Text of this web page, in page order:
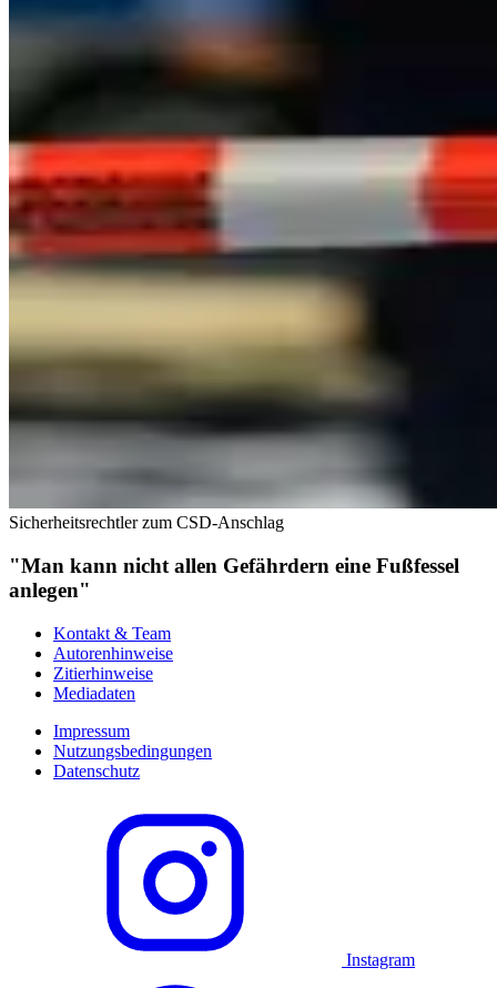
Sicherheitsrechtler zum CSD-Anschlag
"Man kann nicht allen Gefährdern eine Fußfessel
anlegen"
Kontakt & Team
Autorenhinweise
Zitierhinweise
Mediadaten
Impressum
Nutzungsbedingungen
Datenschutz
Instagram